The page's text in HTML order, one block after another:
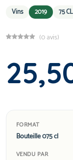
Vins 2019 75 CL
(0 avis)
FORMAT
Bouteille 075 cl
VENDU PAR